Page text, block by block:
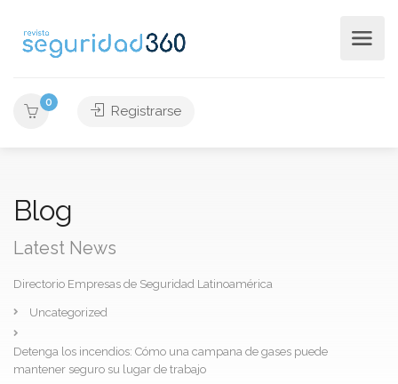
0
Registrarse
Blog
Latest News
Directorio Empresas de Seguridad Latinoamérica
Uncategorized
Detenga los incendios: Cómo una campana de gases puede
mantener seguro su lugar de trabajo